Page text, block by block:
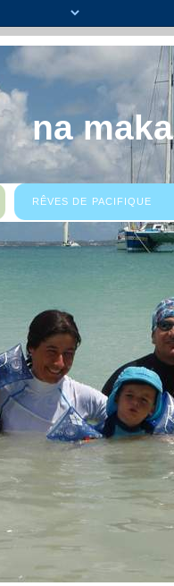
na maka
RÊVES DE PACIFIQUE